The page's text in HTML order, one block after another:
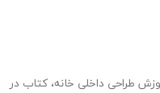
طراحی داخلی خانه، کتاب در